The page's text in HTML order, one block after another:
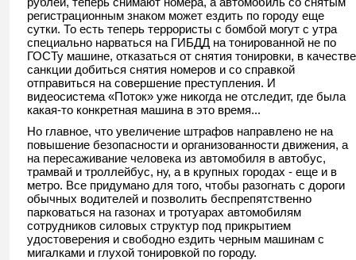
регистрационным знаком может ездить по городу еще
сутки. То есть теперь террористы с бомбой могут с утра
специально нарваться на ГИБДД на тонированной не по
ГОСТу машине, отказаться от снятия тонировки, в качестве
санкции добиться снятия номеров и со справкой
отправиться на совершение преступления. И
видеосистема «Поток» уже никогда не отследит, где была
какая-то конкретная машина в это время...
Но главное, что увеличение штрафов направлено не на
повышение безопасности и организованности движения, а
на пересаживание человека из автомобиля в автобус,
трамвай и троллейбус, ну, а в крупных городах - еще и в
метро. Все придумано для того, чтобы разогнать с дороги
обычных водителей и позволить беспрепятственно
парковаться на газонах и тротуарах автомобилям
сотрудников силовых структур под прикрытием
удостоверения и свободно ездить черным машинам с
мигалками и глухой тонировкой по городу.